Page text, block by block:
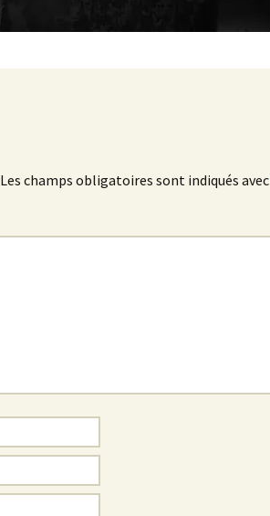
Les champs obligatoires sont indiqués avec